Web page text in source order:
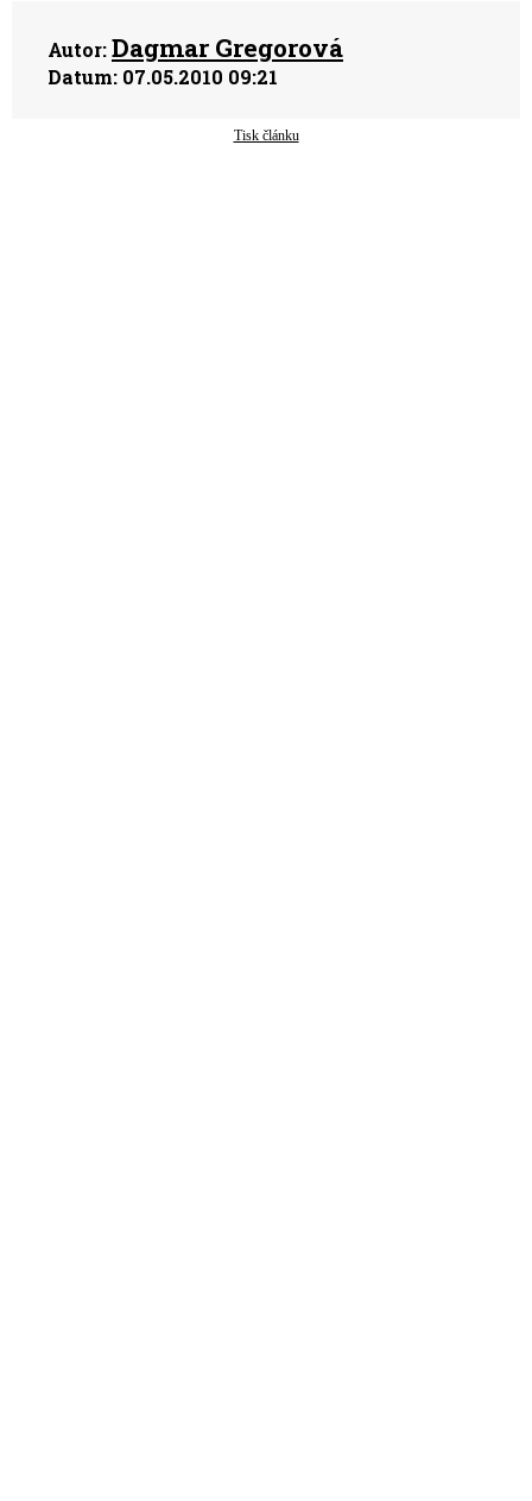
Autor:Dagmar Gregorová
Datum: 07.05.2010 09:21
Tisk článku